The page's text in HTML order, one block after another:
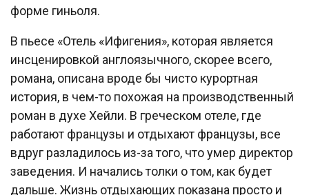
форме гиньоля.
В пьесе «Отель «Ифигения», которая является
инсценировкой англоязычного, скорее всего,
романа, описана вроде бы чисто курортная
история, в чем-то похожая на производственный
роман в духе Хейли. В греческом отеле, где
работают французы и отдыхают французы, все
вдруг разладилось из-за того, что умер директор
заведения. И начались толки о том, как будет
дальше. Жизнь отдыхающих показана просто и